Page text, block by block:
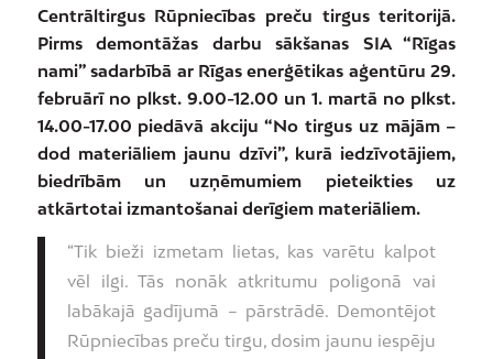
Centrāltirgus Rūpniecības preču tirgus teritorijā.
Pirms demontāžas darbu sākšanas SIA “Rīgas
nami” sadarbībā ar Rīgas enerģētikas aģentūru 29.
februārī no plkst. 9.00-12.00 un 1. martā no plkst.
14.00-17.00 piedāvā akciju “No tirgus uz mājām –
dod materiāliem jaunu dzīvi”, kurā iedzīvotājiem,
biedrībām un uzņēmumiem pieteikties uz
atkārtotai izmantošanai derīgiem materiāliem.
“Tik bieži izmetam lietas, kas varētu kalpot
vēl ilgi. Tās nonāk atkritumu poligonā vai
labākajā gadījumā – pārstrādē. Demontējot
Rūpniecības preču tirgu, dosim jaunu iespēju